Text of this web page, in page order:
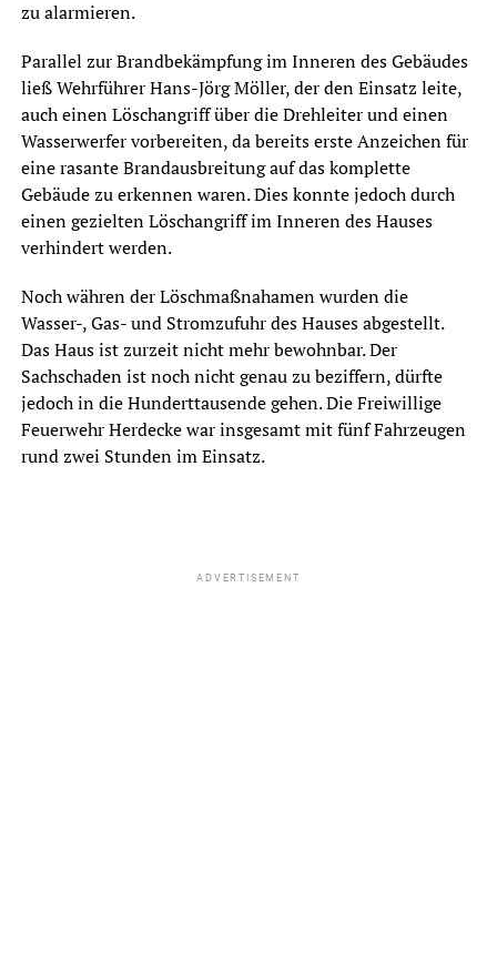
zu alarmieren.
Parallel zur Brandbekämpfung im Inneren des Gebäudes
ließ Wehrführer Hans-Jörg Möller, der den Einsatz leite,
auch einen Löschangriff über die Drehleiter und einen
Wasserwerfer vorbereiten, da bereits erste Anzeichen für
eine rasante Brandausbreitung auf das komplette
Gebäude zu erkennen waren. Dies konnte jedoch durch
einen gezielten Löschangriff im Inneren des Hauses
verhindert werden.
Noch währen der Löschmaßnahamen wurden die
Wasser-, Gas- und Stromzufuhr des Hauses abgestellt.
Das Haus ist zurzeit nicht mehr bewohnbar. Der
Sachschaden ist noch nicht genau zu beziffern, dürfte
jedoch in die Hunderttausende gehen. Die Freiwillige
Feuerwehr Herdecke war insgesamt mit fünf Fahrzeugen
rund zwei Stunden im Einsatz.
ADVERTISEMENT